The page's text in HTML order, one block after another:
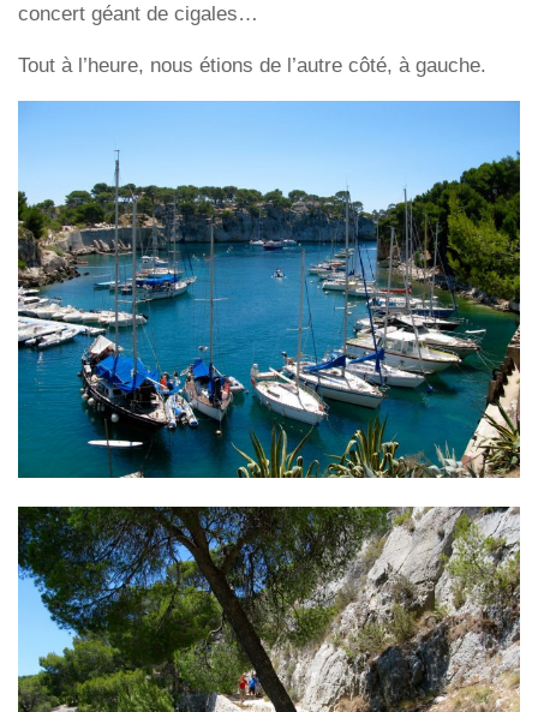
concert géant de cigales…
Tout à l’heure, nous étions de l’autre côté, à gauche.